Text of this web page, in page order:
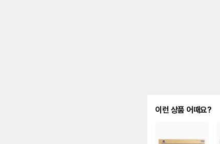
이런 상품 어때요?